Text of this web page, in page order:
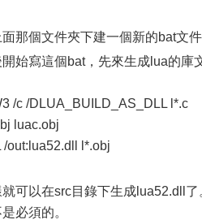
那個文件夾下建一個新的bat文件
始寫這個bat，先來生成lua的庫
/c /DLUA_BUILD_AS_DLL l*.c
luac.obj
/out:lua52.dll l*.obj
可以在src目錄下生成lua52.dll
必須的。